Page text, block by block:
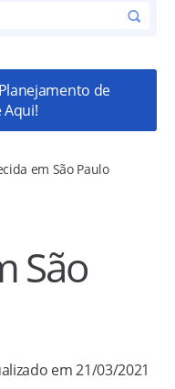
de
Aqui!
em São Paulo
São
em 21/03/2021